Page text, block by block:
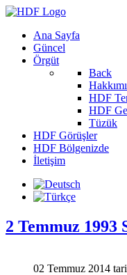
Ana Sayfa
Güncel
Örgüt
Back
HDF
HDF
Tüzük
HDF Görüşler
HDF Bölgenizde
İletişim
2 Temmuz 1993
02 Temmuz 2014